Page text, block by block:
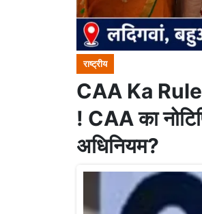
राष्ट्रीय
CAA Ka
! CAA का
अधिनियम?